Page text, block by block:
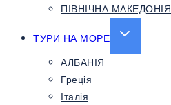
ПІВНІЧНА МАКЕДОНІЯ
ТУРИ НА МОРЕ
EXPAND
АЛБАНІЯ
Греція
Італія